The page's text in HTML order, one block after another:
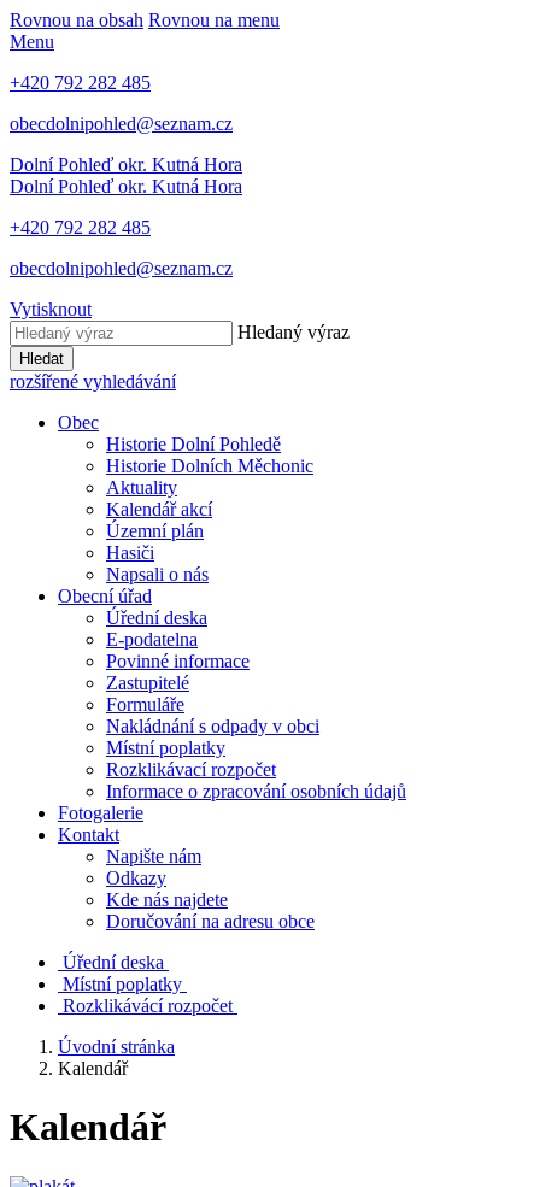
Rovnou na obsah Rovnou na menu
Menu
+420 792 282 485
obecdolnipohled@seznam.cz
Dolní Pohleď okr. Kutná Hora
Dolní Pohleď okr. Kutná Hora
+420 792 282 485
obecdolnipohled@seznam.cz
Vytisknout
Hledaný výraz
Hledat
rozšířené vyhledávání
Obec
Historie Dolní Pohledě
Historie Dolních Měchonic
Aktuality
Kalendář akcí
Územní plán
Hasiči
Napsali o nás
Obecní úřad
Úřední deska
E-podatelna
Povinné informace
Zastupitelé
Formuláře
Nakládnání s odpady v obci
Místní poplatky
Rozklikávací rozpočet
Informace o zpracování osobních údajů
Fotogalerie
Kontakt
Napište nám
Odkazy
Kde nás najdete
Doručování na adresu obce
Úřední deska
Místní poplatky
Rozklikávácí rozpočet
Úvodní stránka
Kalendář
Kalendář